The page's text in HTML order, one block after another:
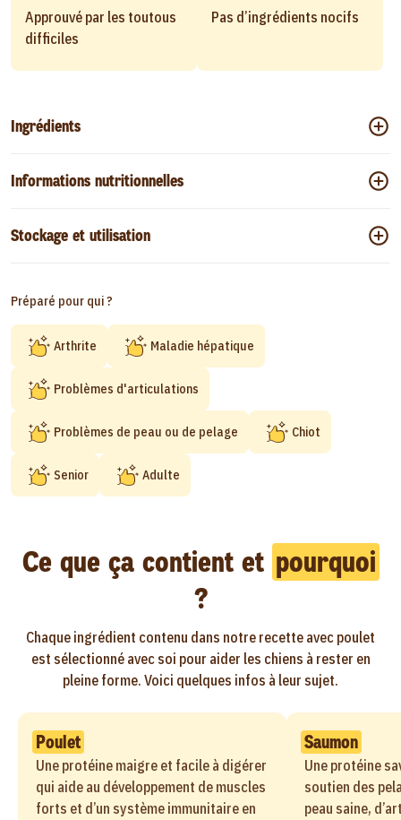
Approuvé par les toutous
difficiles
Pas d’ingrédients nocifs
Ingrédients
Informations nutritionnelles
Stockage et utilisation
Préparé pour qui ?
Arthrite Maladie hépatique
Problèmes d'articulations
Problèmes de peau ou de pelage Chiot
Senior Adulte
Ce que ça contient et pourquoi
?
Chaque ingrédient contenu dans notre recette avec poulet
est sélectionné avec soi pour aider les chiens à rester en
pleine forme. Voici quelques infos à leur sujet.
Poulet
Une protéine maigre et facile à digérer
qui aide au développement de muscles
forts et d’un système immunitaire en
Saumon
Une protéine
soutien des
peau saine,